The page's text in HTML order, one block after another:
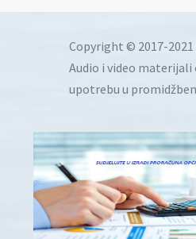
Copyright © 2017-2021
Audio i video materijali
upotrebu u